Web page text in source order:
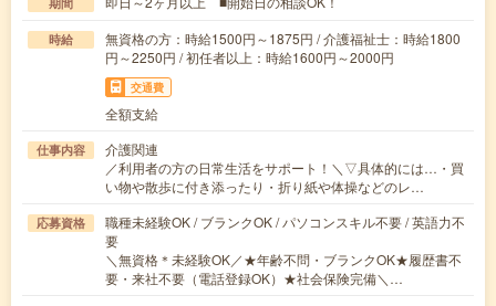
時給
無資格の方：時給1500円～1875円 / 介護福祉士：時給1800
円～2250円 / 初任者以上：時給1600円～2000円
交通費
全額支給
仕事内容
介護関連
／利用者の方の日常生活をサポート！＼▽具体的には…・買
い物や散歩に付き添ったり・折り紙や体操などのレ…
応募資格
職種未経験OK / ブランクOK / パソコンスキル不要 / 英語力不
要
＼無資格＊未経験OK／★年齢不問・ブランクOK★履歴書不
要・来社不要（電話登録OK）★社会保険完備＼…